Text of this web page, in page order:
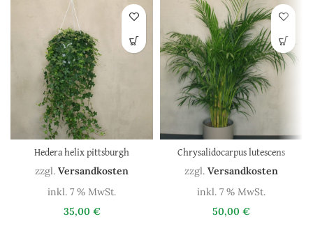
Hedera helix pittsburgh
35,00 €
inkl. 7 % MwSt.
zzgl. Versandkosten
Chrysalidocarpus lutescens
50,00 €
inkl. 7 % MwSt.
zzgl. Versandkosten